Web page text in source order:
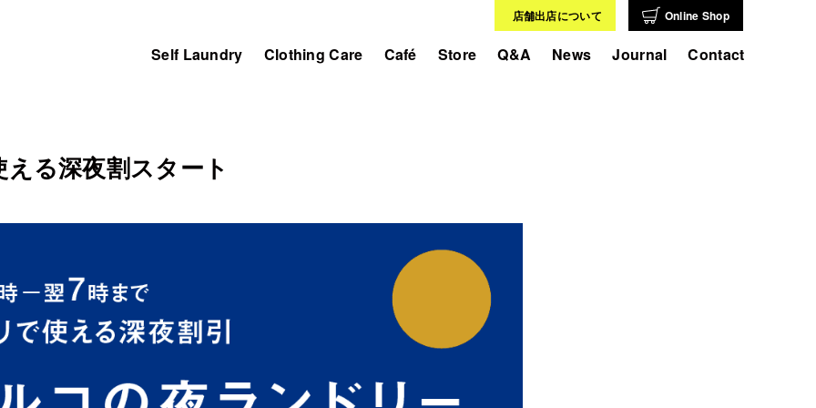
Self Laundry Clothing Care Café Store Q&A News Journal Contact
店舗出店について Online Shop
る深夜割スタート